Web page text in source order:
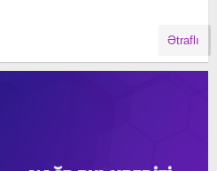
Ətraflı